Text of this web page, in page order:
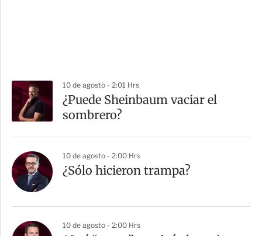
10 de agosto - 2:01 Hrs
¿Puede Sheinbaum vaciar el
sombrero?
10 de agosto - 2:00 Hrs
¿Sólo hicieron trampa?
10 de agosto - 2:00 Hrs